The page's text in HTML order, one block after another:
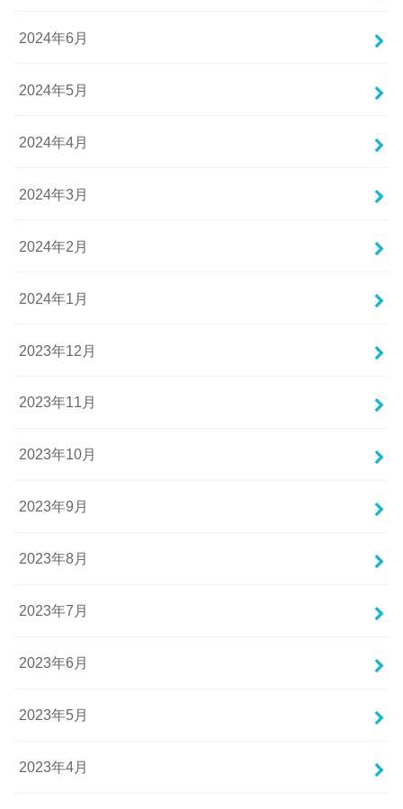
2024年6月
2024年5月
2024年4月
2024年3月
2024年2月
2024年1月
2023年12月
2023年11月
2023年10月
2023年9月
2023年8月
2023年7月
2023年6月
2023年5月
2023年4月